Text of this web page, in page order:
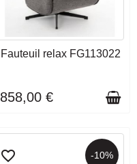
DÉLAI DE LIVRAISON : 3 À 4
Fauteuil relax FG113022
858,00 €
-10%
favorite_border